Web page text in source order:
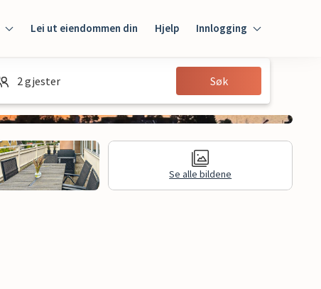
Lei ut eiendommen din Hjelp Innlogging
Innlogging
Gjest
2 gjester Søk
Se alle bildene